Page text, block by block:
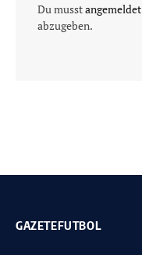
Du musstangemeldet
abzugeben.
GAZETEFUTBOL